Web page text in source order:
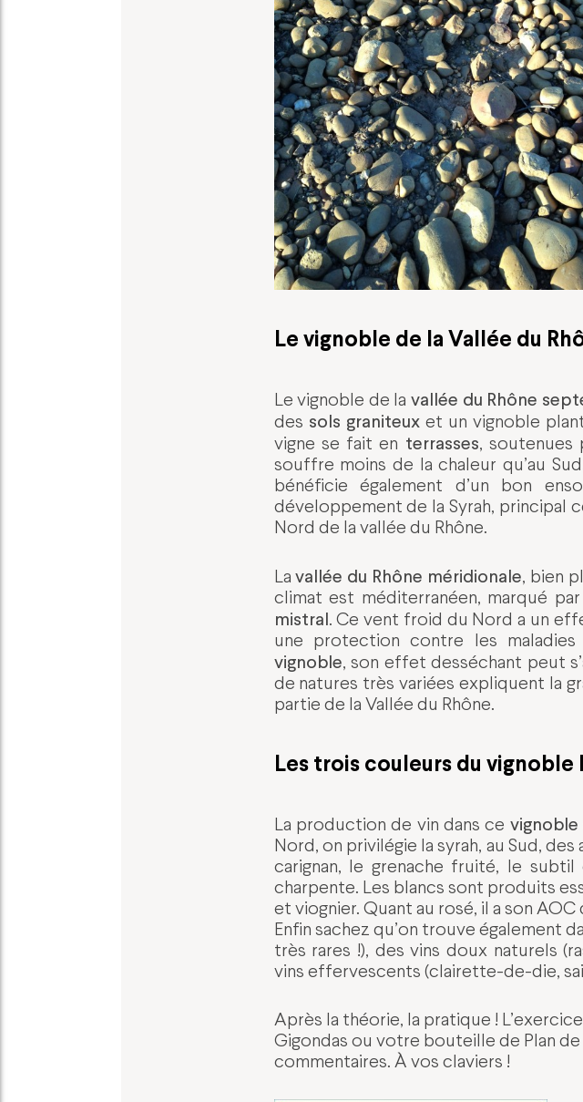
Le vignoble de la Vallée du
Le vignoble de lavallée du Rhône
des sols graniteuxet un vignoble
vigne se fait en terrasses, soutenues
souffre moins de la chaleur qu’au
bénéficie également d’un bon
développement de la Syrah, principal
Nord de la vallée du Rhône.
Lavallée du Rhône méridionale, bien
climat est méditerranéen, marqué
mistral. Ce vent froid du Nord a un
une protection contre les
vignoble, son effet desséchant peut
de natures très variées expliquent la
partie de la Vallée du Rhône.
Les trois couleurs du vignoble
La production de vin dans ce vignoble
Nord, on privilégie la syrah, au Sud,
carignan, le grenache fruité, le
charpente. Les blancs sont produits
et viognier. Quant au rosé, il a son AOC
Enfin sachez qu’on trouve également
très rares !), des vins doux naturels
vins effervescents (clairette-de-die,
Après la théorie, la pratique !
Gigondas ou votre bouteille de Plan
commentaires. À vos claviers !